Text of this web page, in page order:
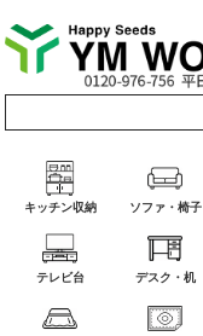
キッチン収納 ソファ・椅子
テレビ台 デスク・机